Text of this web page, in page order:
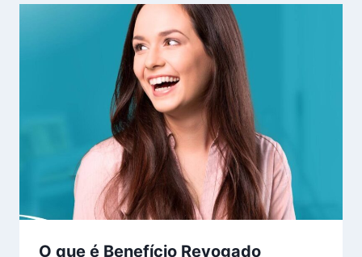
O que é Benefício Revogado